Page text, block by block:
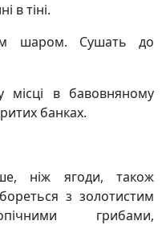
в тіні.
шаром. Сушать до
місці в бавовняному
банках.
ніж ягоди, також
з золотистим
грибaми,